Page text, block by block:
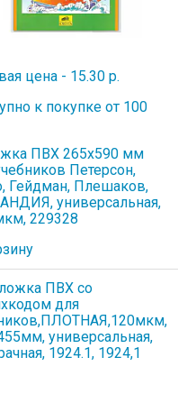
цена - 15.30 р.
к покупке от 100
ПВХ 265х590 мм
Петерсон,
Гейдман, Плешаков,
универсальная,
229328